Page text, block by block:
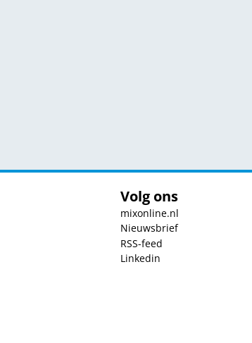
Volg ons
mixonline.nl
Nieuwsbrief
RSS-feed
Linkedin